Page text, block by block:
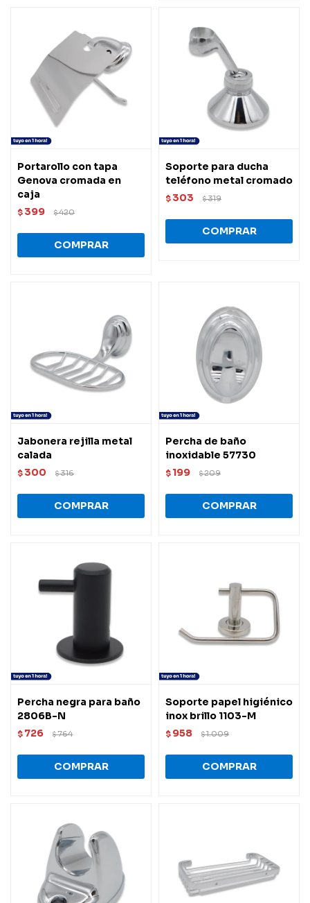
Portarollo con tapa
Genova cromada en
caja
$ 399 $420
Soporte para ducha
teléfono metal cromado
$ 303 $319
Jabonera rejilla metal
calada
$ 300 $316
Percha de baño
inoxidable 57730
$ 199 $209
Percha negra para baño
2806B-N
$ 726 $764
Soporte papel higiénico
inox brillo 1103-M
$ 958 $1.009